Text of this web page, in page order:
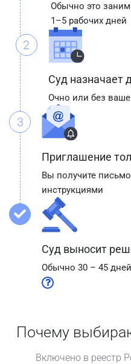
Обычно это
1–5 рабочих дней
2
Суд назначает
Очно или без
3
Приглашение
Вы получите
инструкциями
Суд выносит
Обычно 30 – 45
Почему
Включено в реестр